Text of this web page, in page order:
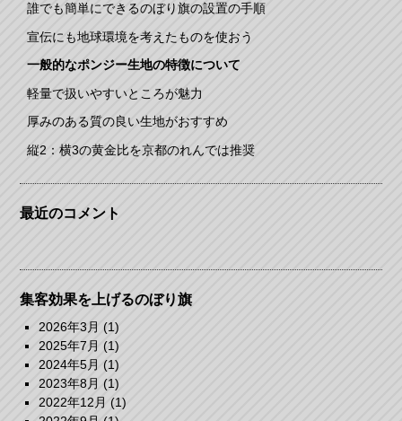
誰でも簡単にできるのぼり旗の設置の手順
宣伝にも地球環境を考えたものを使おう
一般的なポンジー生地の特徴について
軽量で扱いやすいところが魅力
厚みのある質の良い生地がおすすめ
縦2：横3の黄金比を京都のれんでは推奨
最近のコメント
集客効果を上げるのぼり旗
2026年3月 (1)
2025年7月 (1)
2024年5月 (1)
2023年8月 (1)
2022年12月 (1)